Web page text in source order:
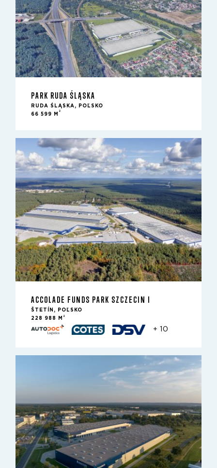
PARK RUDA ŚLĄSKA
RUDA ŚLĄSKA, POĽSKO
66 599 M
2
ACCOLADE FUNDS PARK SZCZECIN I
ŠTETÍN, POĽSKO
228 988 M
2
+ 10